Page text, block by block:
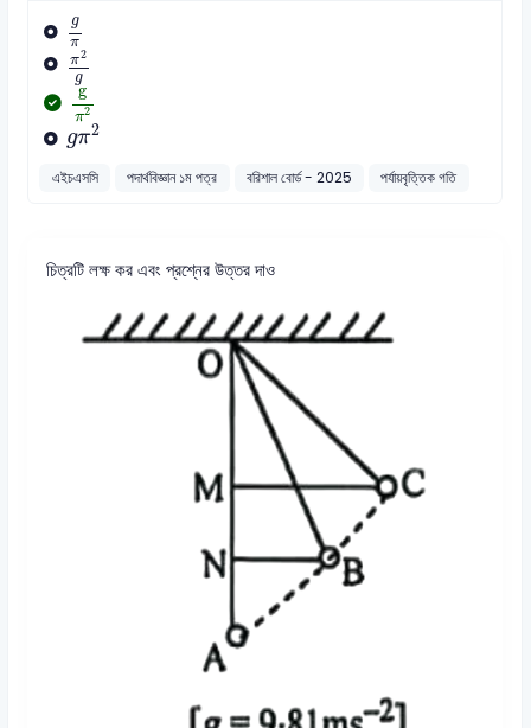
g
π
g
π2
g
π2
g
π2
gπ
gπ2
gπ2
এইচএসসি পদার্থবিজ্ঞান ১ম পত্র বরিশাল বোর্ড - 2025 পর্যায়বৃত্তিক গতি
চিত্রটি লক্ষ কর এবং প্রশ্নের উত্তর দাও